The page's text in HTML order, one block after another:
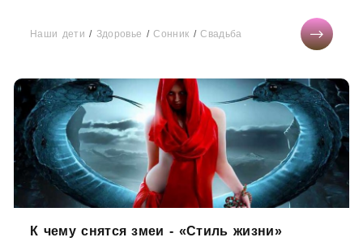
Наши дети / Здоровье /Сонник /Свадьба
К чему снятся змеи - «Стиль жизни»